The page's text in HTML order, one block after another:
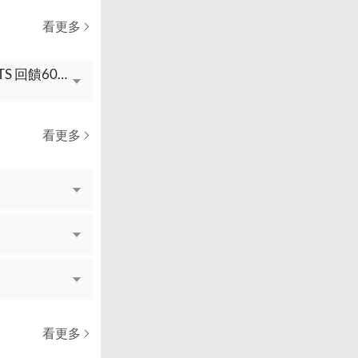
看更多
單筆刷滿300元 OPENPOINTS 回饋最優10%，單筆上限 OPENPOINTS 回饋60點
看更多
看更多